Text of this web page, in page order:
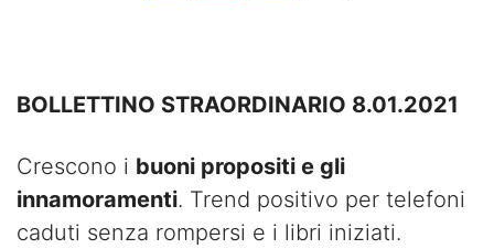
BOLLETTINO STRAORDINARIO 8.01.2021
Crescono i buoni propositi e gli
innamoramenti. Trend positivo per telefoni
caduti senza rompersi e i libri iniziati.